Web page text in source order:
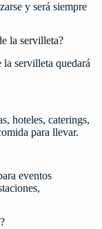
y será siempre
la servilleta?
servilleta quedará
hoteles, caterings,
para llevar.
eventos